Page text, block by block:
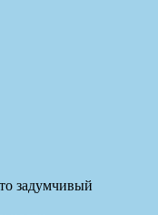
задумчивый